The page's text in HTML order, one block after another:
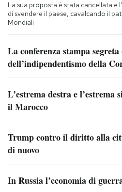
La sua proposta è stata cancellata e
di svendere il paese, cavalcando il
Mondiali
La conferenza stampa
dell’indipendentismo della
L’estrema destra e l’estrema
il Marocco
Trump contro il diritto alla
di nuovo
In Russia l’economia di